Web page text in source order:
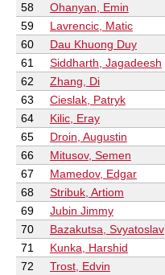
58
Ohanyan, Emin
59
Lavrencic, Matic
60
Dau Khuong Duy
61
Siddharth, Jagadeesh
62
Zhang, Di
63
Cieslak, Patryk
64
Kilic, Eray
65
Droin, Augustin
66
Mitusov, Semen
67
Mamedov, Edgar
68
Stribuk, Artiom
69
Jubin Jimmy
70
Bazakutsa, Svyatoslav
71
Kunka, Harshid
72
Trost, Edvin